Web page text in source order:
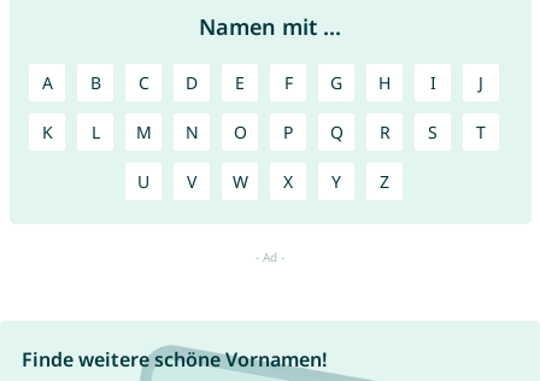
Namen mit ...
A B C D E F G H I J
K L M N O P Q R S T
U V W X Y Z
Finde weitere schöne Vornamen!